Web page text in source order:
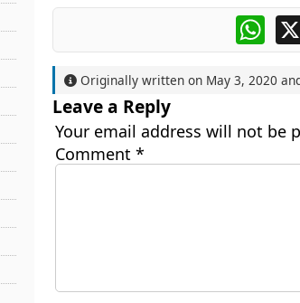
Originally written on May 3, 2020
Leave a Reply
Your email address will not be
Comment *